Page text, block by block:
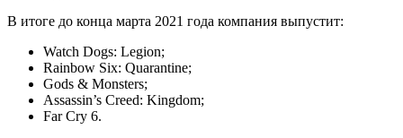
В итоге до конца марта 2021 года компания выпустит:
Watch Dogs: Legion;
Rainbow Six: Quarantine;
Gods & Monsters;
Assassin’s Creed: Kingdom;
Far Cry 6.